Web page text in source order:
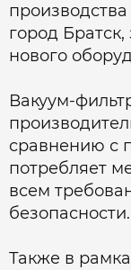
город
нового
Вакуум-
сравнению с
потребляет
всем
безопасности.
Также в